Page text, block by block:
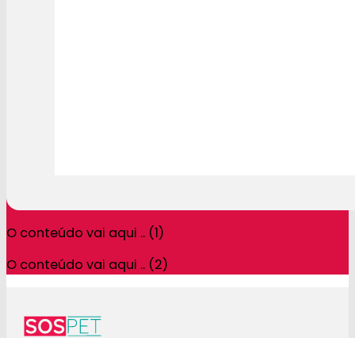
O conteúdo vai aqui .. (1)
O conteúdo vai aqui .. (2)